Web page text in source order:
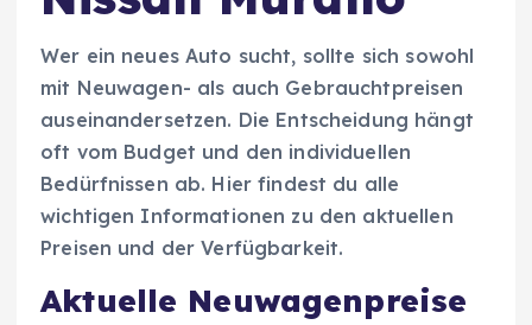
Wer ein neues Auto sucht, sollte sich sowohl
mit Neuwagen- als auch Gebrauchtpreisen
auseinandersetzen. Die Entscheidung hängt
oft vom Budget und den individuellen
Bedürfnissen ab. Hier findest du alle
wichtigen Informationen zu den aktuellen
Preisen und der Verfügbarkeit.
Aktuelle Neuwagenpreise